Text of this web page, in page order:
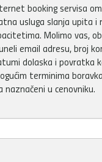
booking servisa
usluga slanja upita i
Molimo vas,
email adresu, broj
dolaska i povratka
terminima
naznačeni u cenovniku.